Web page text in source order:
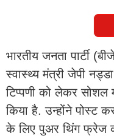
भारतीय जनता पार्टी
स्वास्थ्य मंत्री जेपी
टिप्पणी को लेकर सोशल
किया है. उन्होंने पोस्ट
के लिए पुअर थिंग फ्रेज